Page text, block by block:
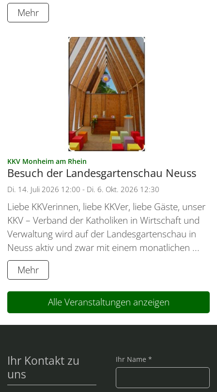
Mehr
KKV Monheim am Rhein
Besuch der Landesgartenschau Neuss
Di. 14. Juli 2026 12:00 - Di. 6. Okt. 2026 12:30
Liebe KKVerinnen, liebe KKVer, liebe Gäste, unser
KKV – Verband der Katholiken in Wirtschaft und
Verwaltung wird auf der Landesgartenschau in
Neuss aktiv und zwar mit einem monatlichen ...
Mehr
Alle Veranstaltungen anzeigen
Ihr Kontakt zu
uns
Ihr Name *